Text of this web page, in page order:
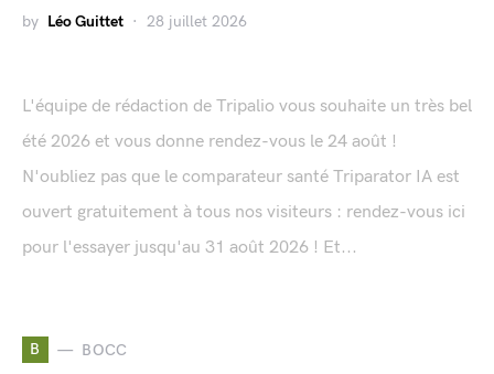
by Léo Guittet 28 juillet 2026
L'équipe de rédaction de Tripalio vous souhaite un très bel
été 2026 et vous donne rendez-vous le 24 août !
N'oubliez pas que le comparateur santé Triparator IA est
ouvert gratuitement à tous nos visiteurs : rendez-vous ici
pour l'essayer jusqu'au 31 août 2026 ! Et...
B BOCC